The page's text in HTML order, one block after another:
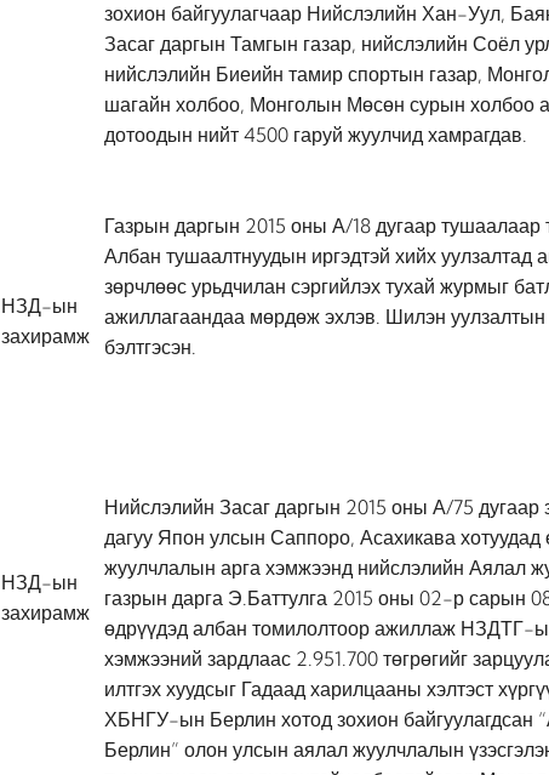
зохион байгуулагчаар Нийслэлийн Хан-Уул,
Засаг даргын Тамгын газар, нийслэлийн Соёл
нийслэлийн Биеийн тамир спортын газар,
шагайн холбоо, Монголын Мөсөн сурын холбоо
дотоодын нийт 4500 гаруй жуулчид хамрагдав.
НЗД-ын
захирамж
Газрын даргын 2015 оны А/18 дугаар тушаалаар
Албан тушаалтнуудын иргэдтэй хийх уулзалтад
зөрчлөөс урьдчилан сэргийлэх тухай журмыг
ажиллагаандаа мөрдөж эхлэв. Шилэн
бэлтгэсэн.
НЗД-ын
захирамж
Нийслэлийн Засаг даргын 2015 оны А/75 дугаар
дагуу Япон улсын Саппоро, Асахикава хотуудад
жуулчлалын арга хэмжээнд нийслэлийн Аялал
газрын дарга Э.Баттулга 2015 оны 02-р сарын
өдрүүдэд албан томилолтоор ажиллаж НЗДТГ-
хэмжээний зардлаас 2.951.700 төгрөгийг
илтгэх хуудсыг Гадаад харилцааны хэлтэст
ХБНГУ-ын Берлин хотод зохион байгуулагдсан
Берлин” олон улсын аялал жуулчлалын